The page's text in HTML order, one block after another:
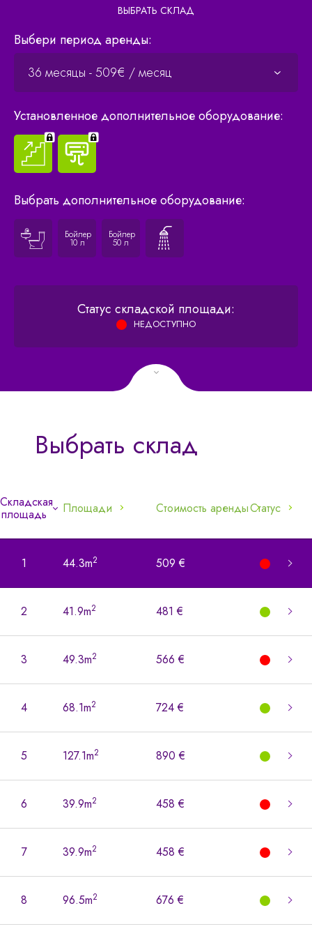
ВЫБРАТЬ СКЛАД
Выбери период аренды:
Установленное дополнительное оборудование:
Выбрать дополнительное оборудование:
Бойлер
10 л
Бойлер
50 л
Потолочные площади:0/m2
Статус складской площади:
НЕДОСТУПНО
Выбрать склад
Складская
площадь Площади Стоимость арендыСтатус
1 44.3m2 509 €
2 41.9m2 481 €
3 49.3m2 566 €
4 68.1m2 724 €
5 127.1m2 890 €
6 39.9m2 458 €
7 39.9m2 458 €
8 96.5m2 676 €